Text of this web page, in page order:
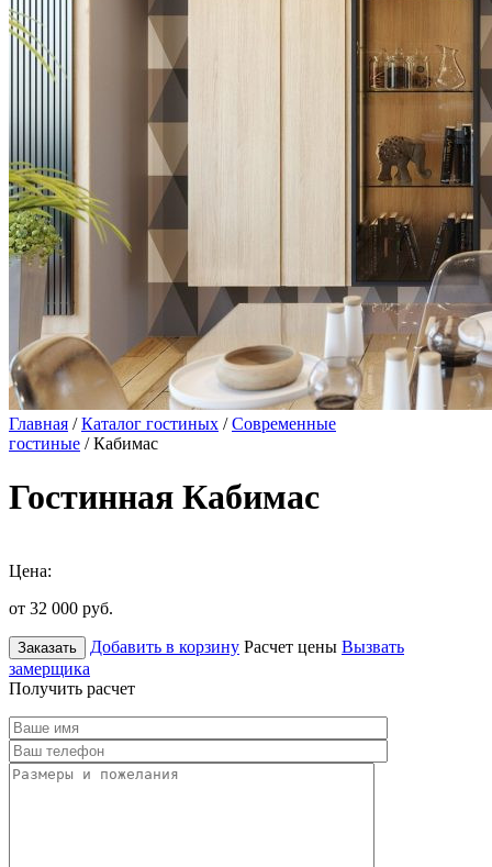
Главная /Каталог гостиных /Современные
гостиные / Кабимас
Гостинная Кабимас
Цена:
от 32 000 руб.
Заказать Добавить в корзину Расчет цены Вызвать
замерщика
Получить расчет